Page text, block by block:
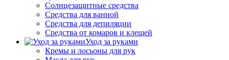
Солнцезащитные средства
Средства для ванной
Средства для депиляции
Средства от комаров и клещей
Уход за руками
Кремы и лосьоны для рук